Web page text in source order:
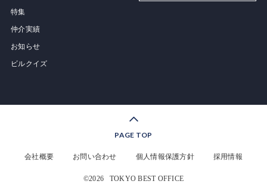
特集
仲介実績
お知らせ
ビルクイズ
PAGE TOP
会社概要 お問い合わせ 個人情報保護方針 採用情報
©2026 TOKYO BEST OFFICE